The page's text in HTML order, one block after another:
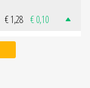
€ 1,28 € 0,10